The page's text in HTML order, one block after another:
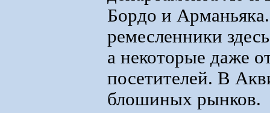
Бордо и
ремесленники
а некоторые даже
посетителей. В
блошиных рынков.